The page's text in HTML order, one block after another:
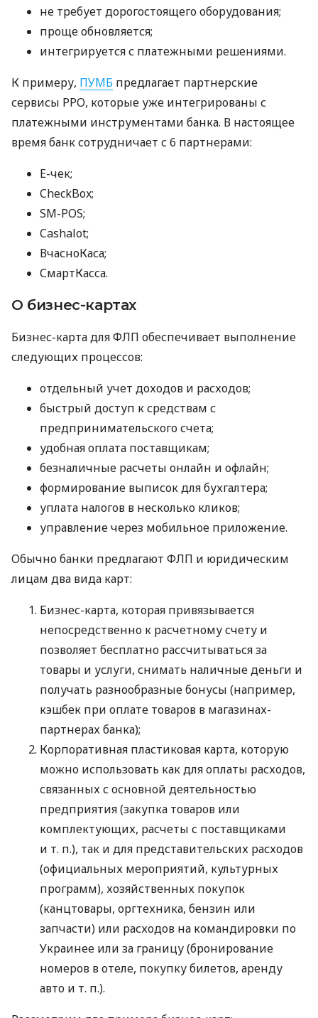
не требует дорогостоящего оборудования;
проще обновляется;
интегрируется с платежными решениями.
К примеру, ПУМБ предлагает партнерские
сервисы РРО, которые уже интегрированы с
платежными инструментами банка. В настоящее
время банк сотрудничает с 6 партнерами:
E-чек;
CheckBox;
SM-POS;
Cashalot;
ВчасноКаса;
СмартКасса.
О бизнес-картах
Бизнес-карта для ФЛП обеспечивает выполнение
следующих процессов:
отдельный учет доходов и расходов;
быстрый доступ к средствам с
предпринимательского счета;
удобная оплата поставщикам;
безналичные расчеты онлайн и офлайн;
формирование выписок для бухгалтера;
уплата налогов в несколько кликов;
управление через мобильное приложение.
Обычно банки предлагают ФЛП и юридическим
лицам два вида карт:
Бизнес-карта, которая привязывается
непосредственно к расчетному счету и
позволяет бесплатно рассчитываться за
товары и услуги, снимать наличные деньги и
получать разнообразные бонусы (например,
кэшбек при оплате товаров в магазинах-
партнерах банка);
Корпоративная пластиковая карта, которую
можно использовать как для оплаты расходов,
связанных с основной деятельностью
предприятия (закупка товаров или
комплектующих, расчеты с поставщиками
и т. п.), так и для представительских расходов
(официальных мероприятий, культурных
программ), хозяйственных покупок
(канцтовары, оргтехника, бензин или
запчасти) или расходов на командировки по
Украинее или за границу (бронирование
номеров в отеле, покупку билетов, аренду
авто и т. п.).